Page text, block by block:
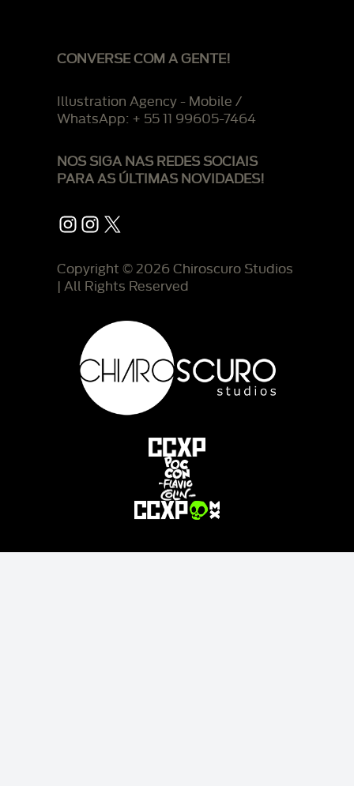
CONVERSE COM A GENTE!
Illustration Agency - Mobile /
WhatsApp: + 55 11 99605-7464
NOS SIGA NAS REDES SOCIAIS
PARA AS ÚLTIMAS NOVIDADES!
Instagram
Instagram
X
Copyright © 2026 Chiroscuro Studios
| All Rights Reserved